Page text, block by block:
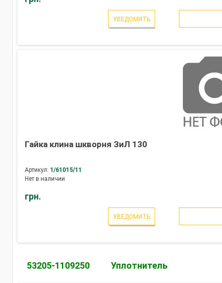
УВЕДОМИТЬ
Гайка клина шкворня ЗиЛ 130
Артикул: 1/61015/11
Нет в наличии
грн.
УВЕДОМИТЬ
53205-1109250 Уплотнитель